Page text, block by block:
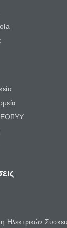
ΕΟΠΥΥ
Ηλεκτρικών